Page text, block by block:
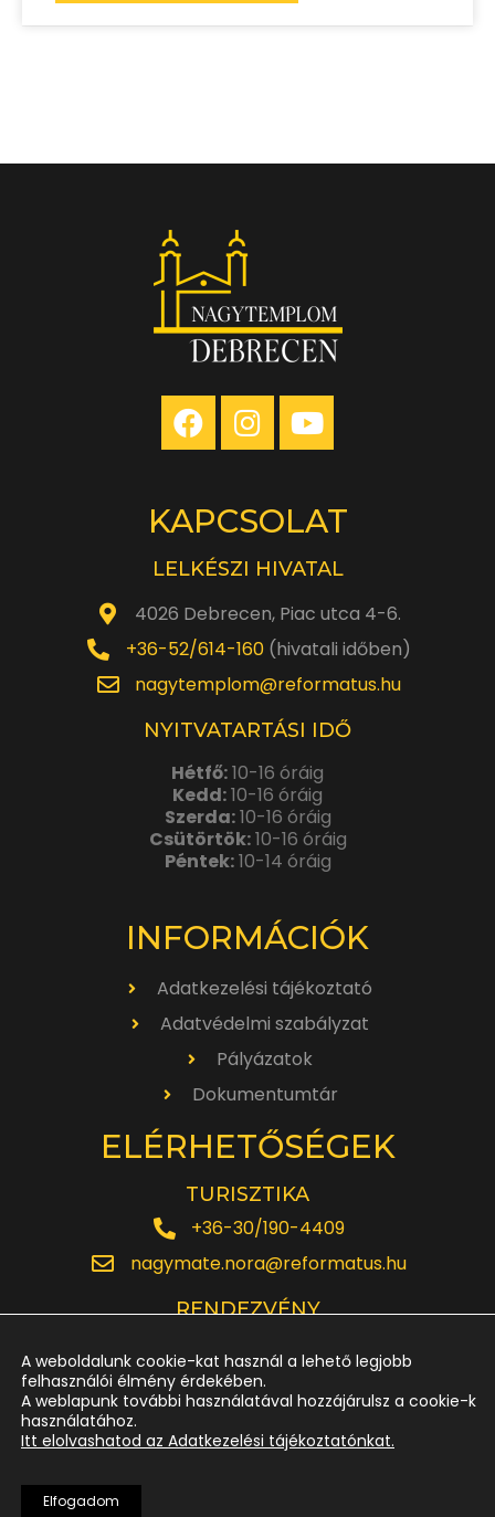
KAPCSOLAT
LELKÉSZI HIVATAL
4026 Debrecen, Piac utca 4-6.
+36-52/614-160(hivatali időben)
nagytemplom@reformatus.hu
NYITVATARTÁSI IDŐ
Hétfő:10-16 óráig
Kedd:10-16 óráig
Szerda:10-16 óráig
Csütörtök:10-16 óráig
Péntek:10-14 óráig
INFORMÁCIÓK
Adatkezelési tájékoztató
Adatvédelmi szabályzat
Pályázatok
Dokumentumtár
ELÉRHETŐSÉGEK
TURISZTIKA
+36-30/190-4409
nagymate.nora@reformatus.hu
RENDEZVÉNY
rendezveny.nagytemplom@reformatus.hu
+36-52/614-185
A weboldalunk cookie-kat használ a lehető legjobb
felhasználói élmény érdekében.
A weblapunk további használatával hozzájárulsz a cookie-k
használatához.
Itt elolvashatod az Adatkezelési tájékoztatónkat.
Elfogadom